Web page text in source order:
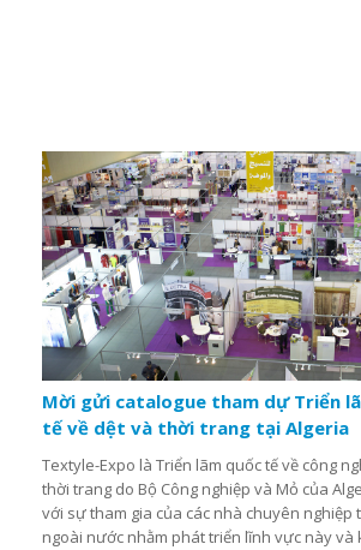
Mời gửi catalogue tham dự Triển
tế về dệt và thời trang tại Algeria
Textyle-Expo là Triển lãm quốc tế về công
thời trang do Bộ Công nghiệp và Mỏ của
với sự tham gia của các nhà chuyên nghiệp
ngoài nước nhằm phát triển lĩnh vực này và